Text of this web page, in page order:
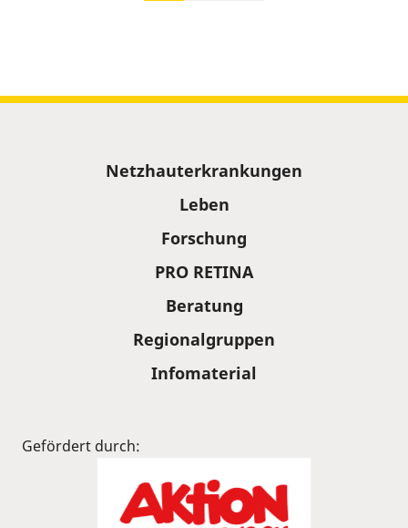
Netzhauterkrankungen
Leben
Forschung
PRO RETINA
Beratung
Regionalgruppen
Infomaterial
Gefördert durch: